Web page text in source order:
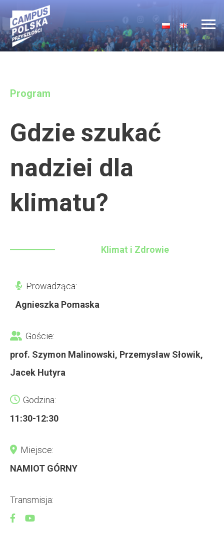
Main Navigation
Program
Gdzie szukać
nadziei dla
klimatu?
Klimat i Zdrowie
Prowadząca:
Agnieszka Pomaska
Goście:
prof. Szymon Malinowski, Przemysław Słowik,
Jacek Hutyra
Godzina:
11:30-12:30
Miejsce:
NAMIOT GÓRNY
Transmisja: